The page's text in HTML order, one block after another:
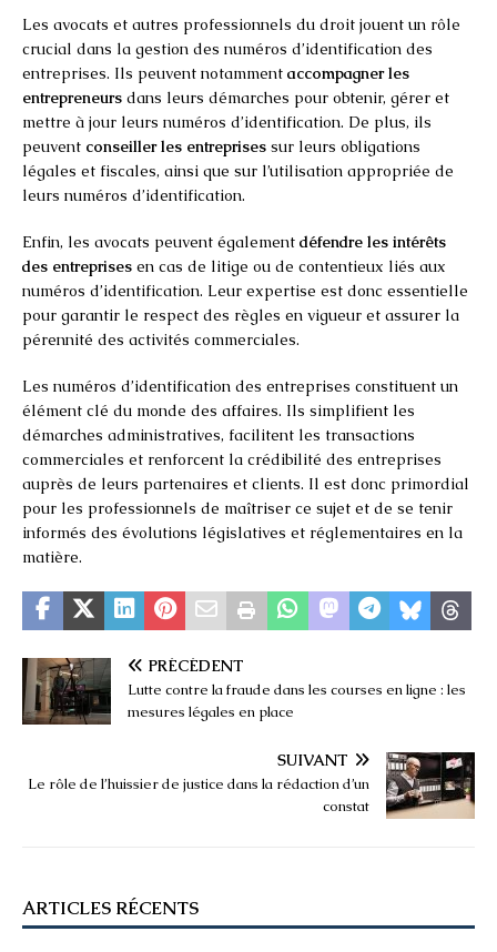
Les avocats et autres professionnels du droit jouent un rôle
crucial dans la gestion des numéros d’identification des
entreprises. Ils peuvent notamment accompagner les
entrepreneurs dans leurs démarches pour obtenir, gérer et
mettre à jour leurs numéros d’identification. De plus, ils
peuvent conseiller les entreprises sur leurs obligations
légales et fiscales, ainsi que sur l’utilisation appropriée de
leurs numéros d’identification.
Enfin, les avocats peuvent également défendre les intérêts
des entreprises en cas de litige ou de contentieux liés aux
numéros d’identification. Leur expertise est donc essentielle
pour garantir le respect des règles en vigueur et assurer la
pérennité des activités commerciales.
Les numéros d’identification des entreprises constituent un
élément clé du monde des affaires. Ils simplifient les
démarches administratives, facilitent les transactions
commerciales et renforcent la crédibilité des entreprises
auprès de leurs partenaires et clients. Il est donc primordial
pour les professionnels de maîtriser ce sujet et de se tenir
informés des évolutions législatives et réglementaires en la
matière.
PRÉCÉDENT
Lutte contre la fraude dans les courses en ligne : les
mesures légales en place
SUIVANT
Le rôle de l’huissier de justice dans la rédaction d’un
constat
ARTICLES RÉCENTS